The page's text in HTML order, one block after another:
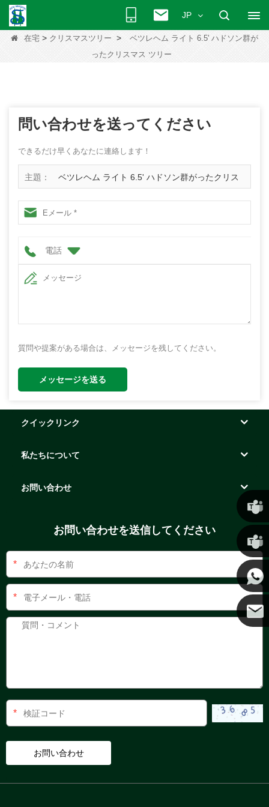
JP
在宅 > クリスマスツリー >
ベツレヘム ライト 6.5' ハドソン群が
ったクリスマス ツリー
問い合わせを送ってください
できるだけ早くあなたに連絡します！
主題： ベツレヘム ライト 6.5' ハドソン群がったクリス
マス ツリー
電話
質問や提案がある場合は、メッセージを残してください。
メッセージを送る
クイックリンク
私たちについて
お問い合わせ
お問い合わせを送信してください
*
*
*
クリス
ケニー